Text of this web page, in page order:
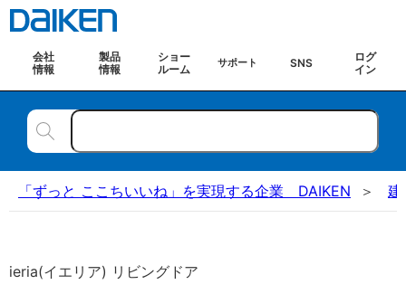
会社
情報
製品
情報
ショー
ルーム
サポート SNS
ログ
イン
「ずっと ここちいいね」を実現する企業 DAIKEN 建
ieria(イエリア) リビングドア